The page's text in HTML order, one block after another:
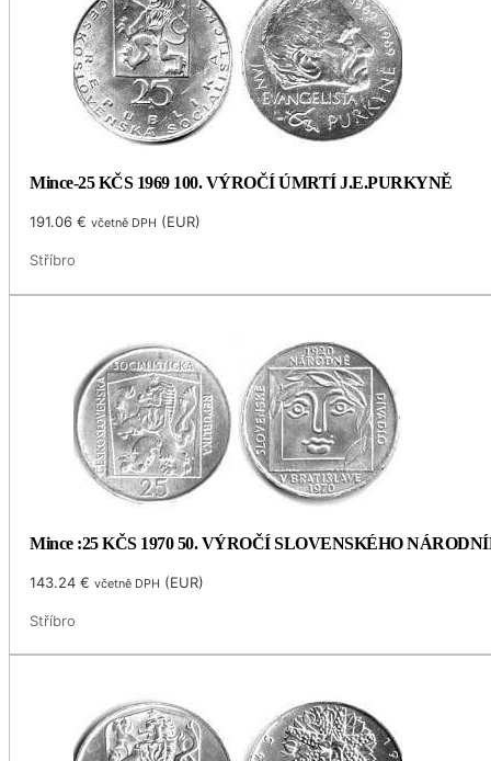
Mince-25 KČS 1969 100. VÝROČÍ ÚMRTÍ J.E.PURKYNĚ
191.06€ včetně DPH (EUR)
Stříbro
Mince :25 KČS 1970 50. VÝROČÍ SLOVENSKÉHO
143.24€ včetně DPH (EUR)
Stříbro